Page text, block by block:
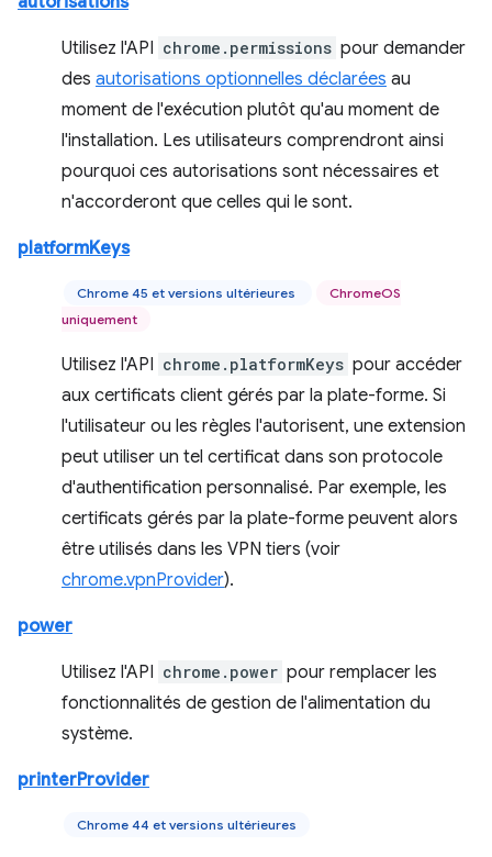
Utilisez l'API chrome.permissions pour demander
des autorisations optionnelles déclarées au
moment de l'exécution plutôt qu'au moment de
l'installation. Les utilisateurs comprendront ainsi
pourquoi ces autorisations sont nécessaires et
n'accorderont que celles qui le sont.
platformKeys
Chrome 45 et versions ultérieures
ChromeOS
uniquement
Utilisez l'API chrome.platformKeys pour accéder
aux certificats client gérés par la plate-forme. Si
l'utilisateur ou les règles l'autorisent, une extension
peut utiliser un tel certificat dans son protocole
d'authentification personnalisé. Par exemple, les
certificats gérés par la plate-forme peuvent alors
être utilisés dans les VPN tiers (voir
chrome.vpnProvider).
power
Utilisez l'API chrome.power pour remplacer les
fonctionnalités de gestion de l'alimentation du
système.
printerProvider
Chrome 44 et versions ultérieures